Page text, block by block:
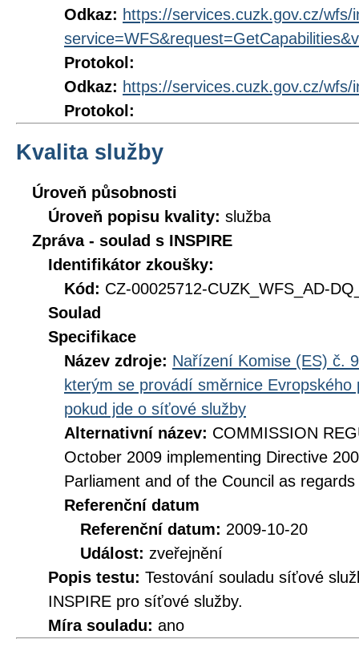
Odkaz: https://services.cuzk.gov.cz/wfs/
Protokol:
Odkaz: https://services.cuzk.gov.cz/wfs/
Protokol:
Kvalita služby
Úroveň působnosti
Úroveň popisu kvality: služba
Zpráva - soulad s INSPIRE
Identifikátor zkoušky:
Kód: CZ-00025712-CUZK_WFS_AD-
Soulad
Specifikace
Název zdroje: Nařízení Komise (ES) č.
kterým se provádí směrnice
pokud jde o síťové služby
Alternativní název: COMMISSION
October 2009 implementing Directive
Parliament and of the Council as
Referenční datum
Referenční datum: 2009-10-20
Událost: zveřejnění
Popis testu: Testování souladu síťové
INSPIRE pro síťové služby.
Míra souladu: ano